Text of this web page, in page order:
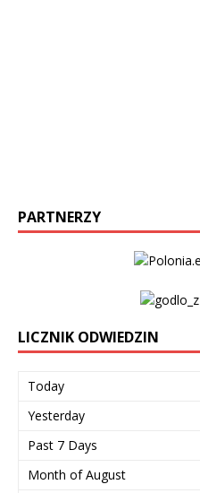
PARTNERZY
LICZNIK ODWIEDZIN
Today
Yesterday
Past 7 Days
Month of August